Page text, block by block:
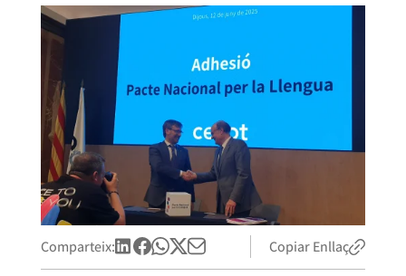
Comparteix: Copiar Enllaç